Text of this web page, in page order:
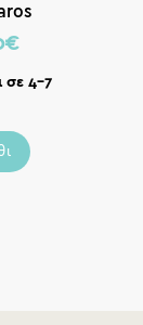
€
σε 4-7